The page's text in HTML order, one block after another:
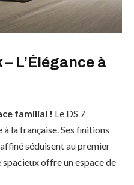
L’Élégance à
familial ! Le DS 7
la française. Ses finitions
séduisent au premier
spacieux offre un espace de